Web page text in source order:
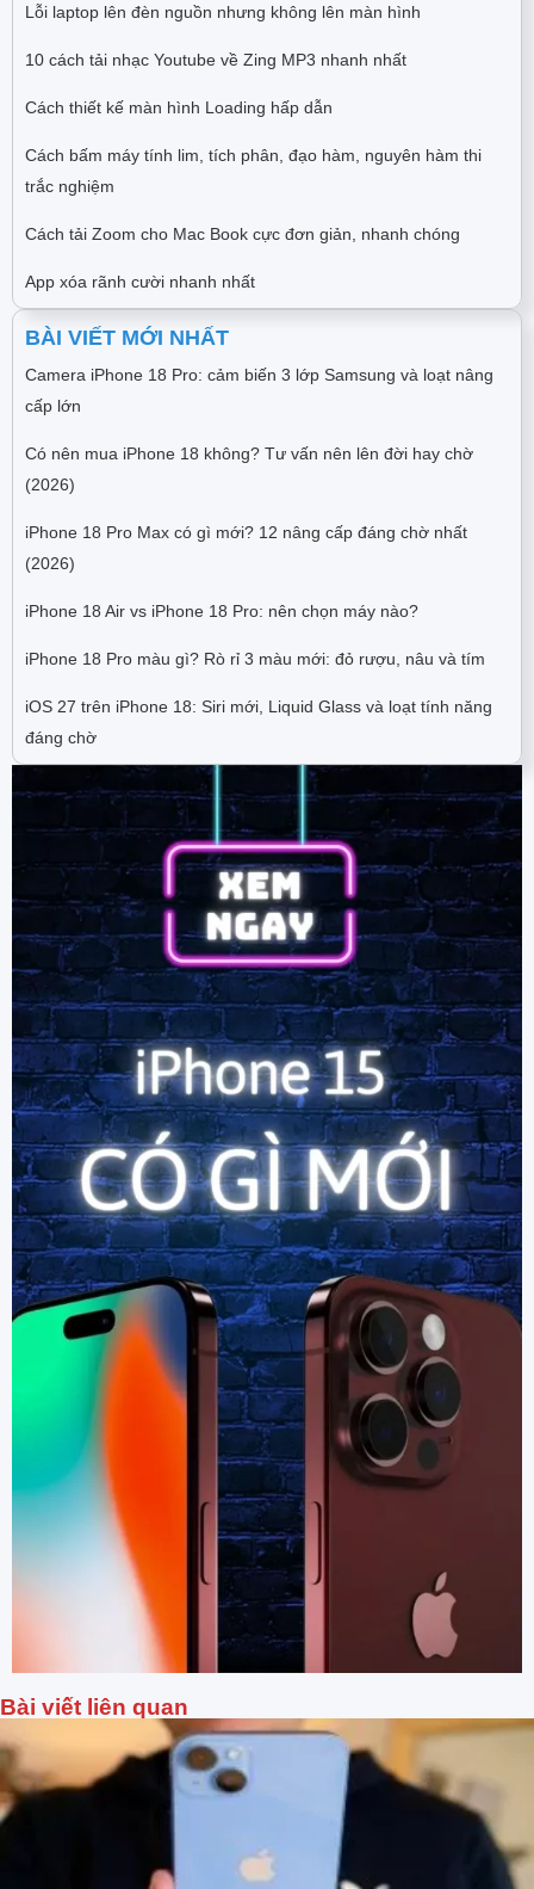
Lỗi laptop lên đèn nguồn nhưng không lên màn hình
10 cách tải nhạc Youtube về Zing MP3 nhanh nhất
Cách thiết kế màn hình Loading hấp dẫn
Cách bấm máy tính lim, tích phân, đạo hàm, nguyên hàm thi
trắc nghiệm
Cách tải Zoom cho Mac Book cực đơn giản, nhanh chóng
App xóa rãnh cười nhanh nhất
BÀI VIẾT MỚI NHẤT
Camera iPhone 18 Pro: cảm biến 3 lớp Samsung và loạt nâng
cấp lớn
Có nên mua iPhone 18 không? Tư vấn nên lên đời hay chờ
(2026)
iPhone 18 Pro Max có gì mới? 12 nâng cấp đáng chờ nhất
(2026)
iPhone 18 Air vs iPhone 18 Pro: nên chọn máy nào?
iPhone 18 Pro màu gì? Rò rỉ 3 màu mới: đỏ rượu, nâu và tím
iOS 27 trên iPhone 18: Siri mới, Liquid Glass và loạt tính năng
đáng chờ
Bài viết liên quan